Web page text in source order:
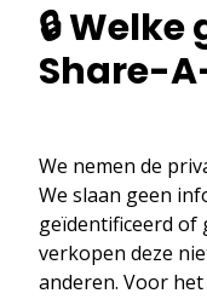
🔒
Share-
We nemen de
We slaan geen
geïdentificeerd of
verkopen deze
anderen. Voor